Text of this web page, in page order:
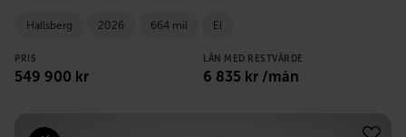
Hallsberg 2026 664 mil El
PRIS
549 900 kr
LÅN MED RESTVÄRDE
6 835 kr /mån